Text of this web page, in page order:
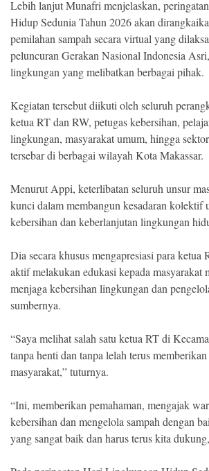
Lebih lanjut Munafri menjelaskan,
Hidup Sedunia Tahun 2026 akan
pemilahan sampah secara virtual yang
peluncuran Gerakan Nasional Indonesia
lingkungan yang melibatkan berbagai pihak.
Kegiatan tersebut diikuti oleh seluruh
ketua RT dan RW, petugas kebersihan,
lingkungan, masyarakat umum, hingga
tersebar di berbagai wilayah Kota Makassar.
Menurut Appi, keterlibatan seluruh unsur
kunci dalam membangun kesadaran kolektif
kebersihan dan keberlanjutan lingkungan
Dia secara khusus mengapresiasi para ketua
aktif melakukan edukasi kepada masyarakat
menjaga kebersihan lingkungan dan
sumbernya.
“Saya melihat salah satu ketua RT di
tanpa henti dan tanpa lelah terus
masyarakat,” tuturnya.
“Ini, memberikan pemahaman, mengajak
kebersihan dan mengelola sampah dengan
yang sangat baik dan harus terus kita